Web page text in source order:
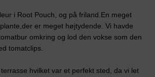
i Root Pouch, og på friland.En meget
er meget højtydende. Vi havde
omkring og lod den vokse som den
tomatclips.
hvilket var et perfekt sted, da vi let